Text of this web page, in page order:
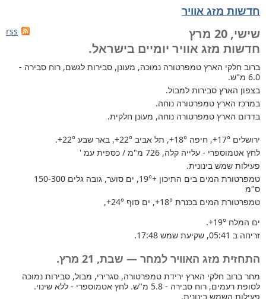
חדשות מזג אוויר
rss
שישי, 20 מרץ
חדשות מזג אוויר יומיים בישראל.
ברוב חלקי הארץ טמפרטורה נמוכה, מעונן, סבירות לגשם, רוח סבירה -
6.0 מ"ש.
בצפון הארץ סבירות למבול.
במרכז הארץ טמפרטורה נוחה.
בדרום הארץ טמפרטורה נוחה, מעונן חלקית.
ירושלים +17°, חיפה +18°, תל אביב +22°, באר שבע +22°
.
לחץ אטמוספרי - עלייה קלה, 726 מ"מ / כספית עמ '
פעילות שמש בינונית.
טמפרטורת המים בים התיכון +19°
, ים סוער, גובה גלים 150-300
ס"מ
טמפרטורת המים בכנרת +18°, ים סוף +24°
,
ים המלח +19°
.
זריחה ב 05:41, שקיעת שמש 17:48.
התחזית מזג האוויר למחר — שבת, 21 מרץ.
מחר ברוב חלקי הארץ ירידת טמפרטורה, סגרירי, מבול, סבירות נמוכה
לסופת רעמים, רוח סבירה - 5.8 מ"ש. לחץ אטמוספרי - ללא שינוי.
פעילות השמש בינונית.